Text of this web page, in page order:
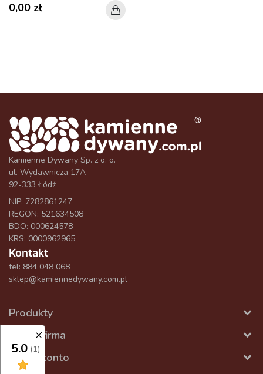
0,00 zł
Kamienne Dywany Sp. z o. o.
ul. Wydawnicza 17A
92-333 Łódź
NIP: 7282861247
REGON: 521634508
BDO: 000624578
KRS: 0000962965
Kontakt
tel: 884 048 068
sklep@kamiennedywany.com.pl
Produkty
Nasza firma
Twoje konto
5.0 (1)